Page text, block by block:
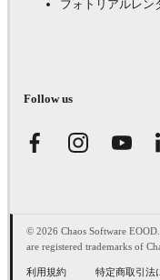
フォトリアルレン
Follow us
© 2026 Chaos Software
are registered trademarks of
利用規約 特定商取引法